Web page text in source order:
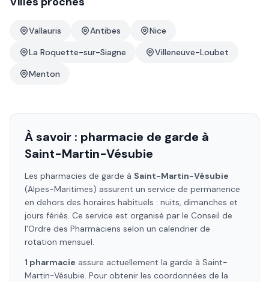
Vallauris Antibes
Nice
La Roquette-sur-Siagne
Villeneuve-Loubet
Menton
À savoir : pharmacie de garde à
Saint-Martin-Vésubie
Les pharmacies de garde à Saint-Martin-Vésubie
(Alpes-Maritimes) assurent un service de permanence
en dehors des horaires habituels : nuits, dimanches et
jours fériés. Ce service est organisé par le Conseil de
l'Ordre des Pharmaciens selon un calendrier de
rotation mensuel.
1 pharmacie assure actuellement la garde à Saint-
Martin-Vésubie. Pour obtenir les coordonnées de la